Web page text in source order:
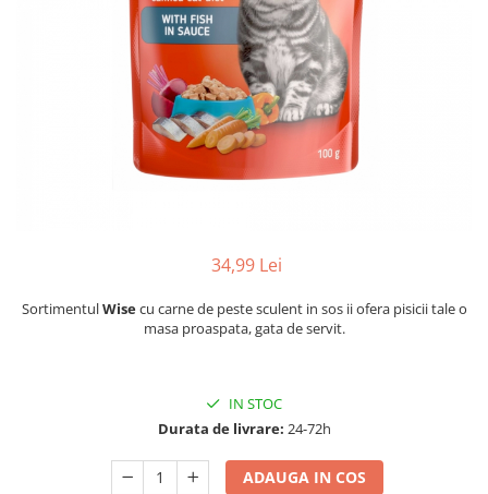
34,99 Lei
SortimentulWisecu carne de peste sculent in sos ii ofera pisicii tale o
masa proaspata, gata de servit.
IN STOC
Durata de livrare: 24-72h
ADAUGA IN COS